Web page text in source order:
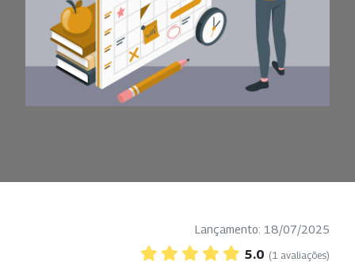
Lançamento: 18/07/2025
5.0 (1 avaliações)